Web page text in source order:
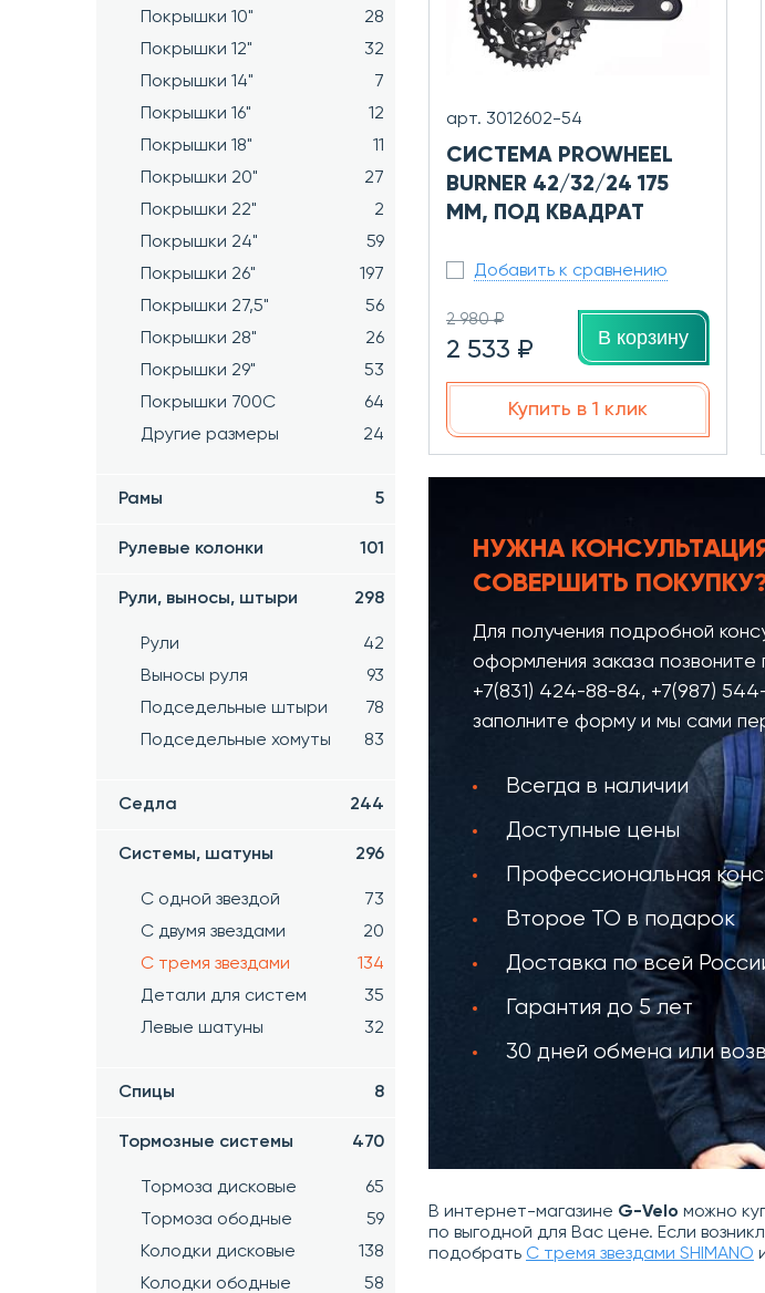
Покрышки 10"
28
Покрышки 12"
32
Покрышки 14"
7
Покрышки 16"
12
Покрышки 18"
11
Покрышки 20"
27
Покрышки 22"
2
Покрышки 24"
59
Покрышки 26"
197
Покрышки 27,5"
56
Покрышки 28"
26
Покрышки 29"
53
Покрышки 700C
64
Другие размеры
24
Рамы 5
Рулевые колонки 101
Рули, выносы, штыри 298
Рули
42
Выносы руля
93
Подседельные штыри
78
Подседельные хомуты
83
Седла 244
Системы, шатуны 296
С одной звездой
73
С двумя звездами
20
С тремя звездами
134
Детали для систем
35
Левые шатуны
32
Спицы 8
Тормозные системы 470
Тормоза дисковые
65
Тормоза ободные
59
Колодки дисковые
138
Колодки ободные
58
арт. 3012602-54
СИСТЕМА PROWHEEL
BURNER 42/32/24 175
ММ, ПОД КВАДРАТ
Добавить к сравнению
2 980 ₽
2 533 ₽ В корзину
Купить в 1 клик
НУЖНА КОНСУЛЬТАЦИЯ
СОВЕРШИТЬ
Для получения подробной
оформления заказа
+7(831) 424-88-84, +7(987)
заполните форму и мы сами
Всегда в наличии
Доступные цены
Профессиональная
Второе ТО в подарок
Доставка по всей
Гарантия до 5 лет
30 дней обмена или
В интернет-магазине G-Velo можно
по выгодной для Вас цене. Если
подобрать С тремя звездами SHIMANO